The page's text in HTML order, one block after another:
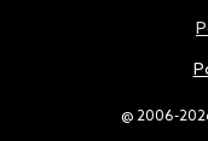
@ 2006-